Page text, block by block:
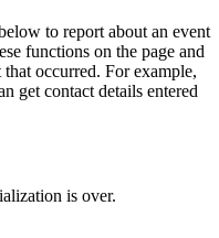
to report about an event
functions on the page and
occurred. For example,
get contact details entered
is over.